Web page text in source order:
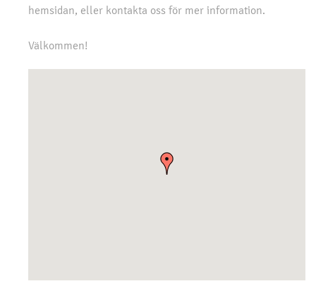
hemsidan, eller kontakta oss för mer information.
Välkommen!